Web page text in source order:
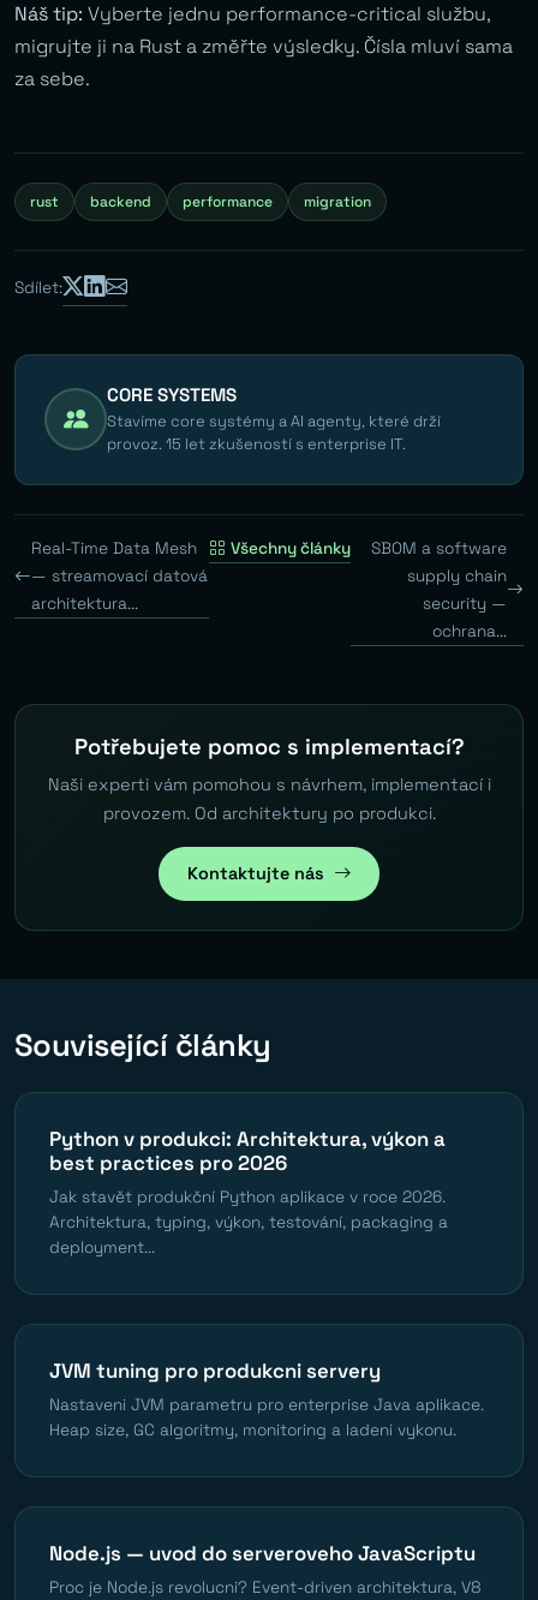
Náš tip: Vyberte jednu performance-critical službu,
migrujte ji na Rust a změřte výsledky. Čísla mluví sama
za sebe.
rust backend performance migration
Sdílet:
CORE SYSTEMS
Stavíme core systémy a AI agenty, které drží
provoz. 15 let zkušeností s enterprise IT.
Real-Time Data Mesh
— streamovací datová
architektura...
Všechny články
SBOM a software
supply chain
security —
ochrana...
Potřebujete pomoc s implementací?
Naši experti vám pomohou s návrhem, implementací i
provozem. Od architektury po produkci.
Kontaktujte nás
Související články
Python v produkci: Architektura, výkon a
best practices pro 2026
Jak stavět produkční Python aplikace v roce 2026.
Architektura, typing, výkon, testování, packaging a
deployment...
JVM tuning pro produkcni servery
Nastaveni JVM parametru pro enterprise Java aplikace.
Heap size, GC algoritmy, monitoring a ladeni vykonu.
Node.js — uvod do serveroveho JavaScriptu
Proc je Node.js revolucni? Event-driven architektura, V8